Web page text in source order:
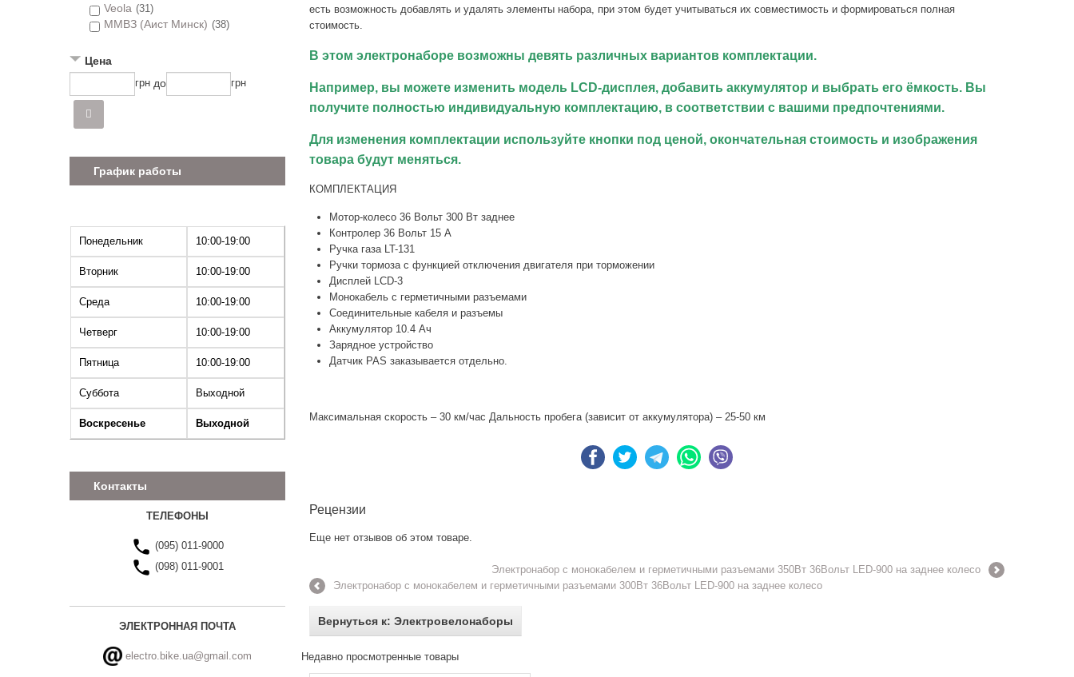
Veola (31)
ММВЗ (Аист Минск) (38)
Цена
грн до грн
График работы
Понедельник 10:00-19:00
Вторник 10:00-19:00
Среда 10:00-19:00
Четверг 10:00-19:00
Пятница 10:00-19:00
Суббота Выходной
Воскресенье Выходной
Контакты
ТЕЛЕФОНЫ
(095) 011-9000
(098) 011-9001
ЭЛЕКТРОННАЯ ПОЧТА
electro.bike.ua@gmail.com
есть возможность добавлять и удалять элементы набора, при этом будет учитываться их совместимость и формироваться полная
стоимость.
В этом электронаборе возможны девять различных вариантов комплектации.
Например, вы можете изменить модель LCD-дисплея, добавить аккумулятор и выбрать его ёмкость. Вы
получите полностью индивидуальную комплектацию, в соответствии с вашими предпочтениями.
Для изменения комплектации используйте кнопки под ценой, окончательная стоимость и изображения
товара будут меняться.
КОМПЛЕКТАЦИЯ
Мотор-колесо 36 Вольт 300 Вт заднее
Контролер 36 Вольт 15 А
Ручка газа LT-131
Ручки тормоза с функцией отключения двигателя при торможении
Дисплей LCD-3
Монокабель с герметичными разъемами
Соединительные кабеля и разъемы
Аккумулятор 10.4 Ач
Зарядное устройство
Датчик PAS заказывается отдельно.
Максимальная скорость – 30 км/час Дальность пробега (зависит от аккумулятора) – 25-50 км
Рецензии
Еще нет отзывов об этом товаре.
Электронабор с монокабелем и герметичными разъемами 350Вт 36Вольт LED-900 на заднее колесо
Электронабор с монокабелем и герметичными разъемами 300Вт 36Вольт LED-900 на заднее колесо
Вернуться к: Электровелонаборы
Недавно просмотренные товары